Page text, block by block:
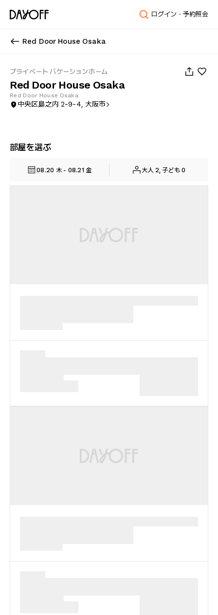
ログイン・予約照会
Red Door House Osaka
プライベート バケーションホーム
Red Door House Osaka
Red Door House Osaka
中央区島之内 2-9-4, 大阪市
部屋を選ぶ
08.20 木 - 08.21 金 大人 2, 子ども 0